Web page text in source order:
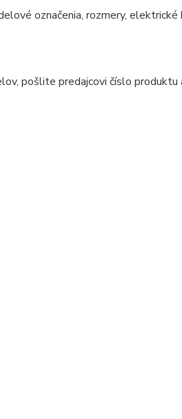
označenia, rozmery,
pošlite predajcovi číslo produktu